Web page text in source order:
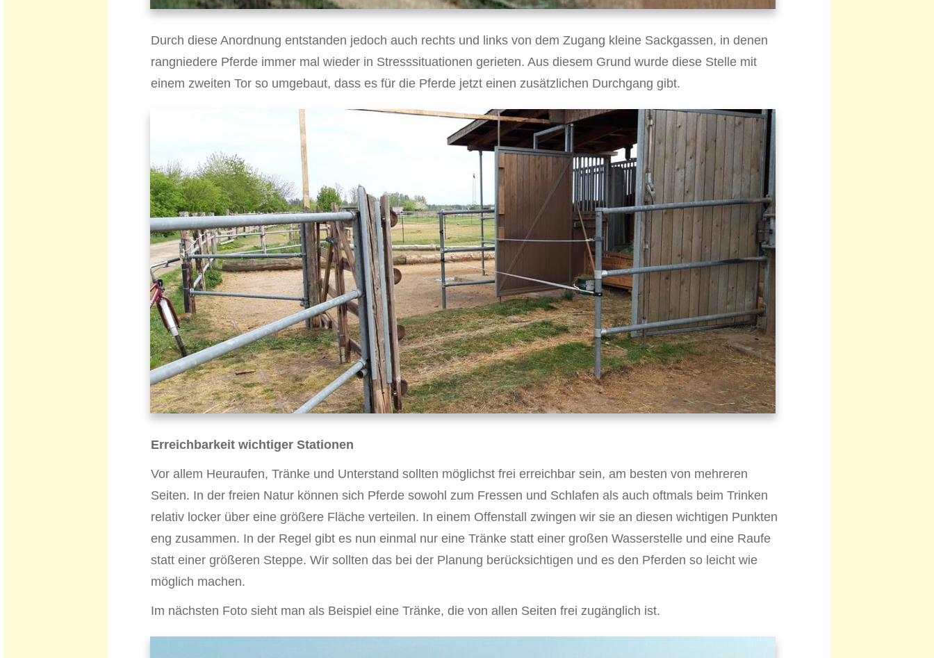
Durch diese Anordnung entstanden jedoch auch rechts und links von dem Zugang kleine Sackgassen, in denen
rangniedere Pferde immer mal wieder in Stresssituationen gerieten. Aus diesem Grund wurde diese Stelle mit
einem zweiten Tor so umgebaut, dass es für die Pferde jetzt einen zusätzlichen Durchgang gibt.
Erreichbarkeit wichtiger Stationen
Vor allem Heuraufen, Tränke und Unterstand sollten möglichst frei erreichbar sein, am besten von mehreren
Seiten. In der freien Natur können sich Pferde sowohl zum Fressen und Schlafen als auch oftmals beim Trinken
relativ locker über eine größere Fläche verteilen. In einem Offenstall zwingen wir sie an diesen wichtigen Punkten
eng zusammen. In der Regel gibt es nun einmal nur eine Tränke statt einer großen Wasserstelle und eine Raufe
statt einer größeren Steppe. Wir sollten das bei der Planung berücksichtigen und es den Pferden so leicht wie
möglich machen.
Im nächsten Foto sieht man als Beispiel eine Tränke, die von allen Seiten frei zugänglich ist.